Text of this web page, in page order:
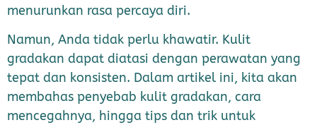
menurunkan rasa percaya diri.
Namun, Anda tidak perlu khawatir. Kulit
gradakan dapat diatasi dengan perawatan yang
tepat dan konsisten. Dalam artikel ini, kita akan
membahas penyebab kulit gradakan, cara
mencegahnya, hingga tips dan trik untuk